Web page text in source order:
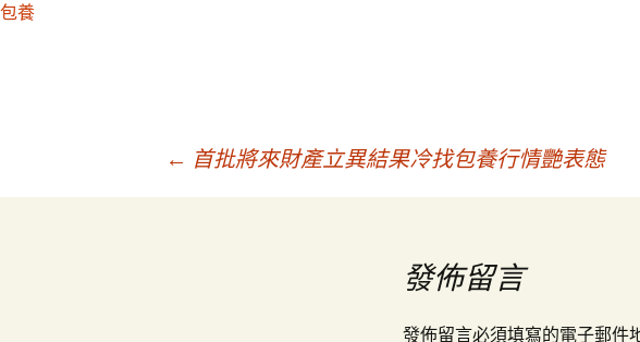
包養
← 首批將來財產立異結果冷找包養行情艷表態
發佈留言
發佈留言必須填寫的電子郵件